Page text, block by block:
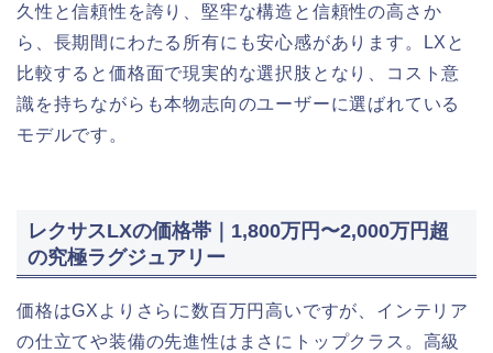
久性と信頼性を誇り、堅牢な構造と信頼性の高さか
ら、長期間にわたる所有にも安心感があります。LXと
比較すると価格面で現実的な選択肢となり、コスト意
識を持ちながらも本物志向のユーザーに選ばれている
モデルです。
レクサスLXの価格帯｜1,800万円〜2,000万円超
の究極ラグジュアリー
価格はGXよりさらに数百万円高いですが、インテリア
の仕立てや装備の先進性はまさにトップクラス。高級